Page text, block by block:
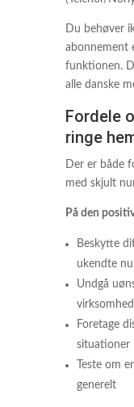
Du behøver
abonnement
funktionen.
alle danske
Fordele
ringe
Der er både
med skjult
På den
Beskytte
ukendte
Undgå
Foretage
situationer
Teste om
generelt